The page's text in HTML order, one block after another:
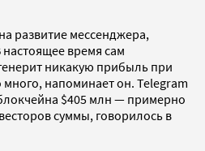
развитие мессенджера,
время сам
никакую прибыль при
много, напоминает он. Telegram
$405 млн — примерно
суммы, говорилось в